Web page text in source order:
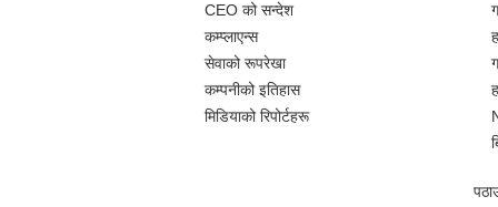
CEO को सन्देश
कम्प्लाएन्स
सेवाको रूपरेखा
कम्पनीको इतिहास
मिडियाको रिपोर्टहरू